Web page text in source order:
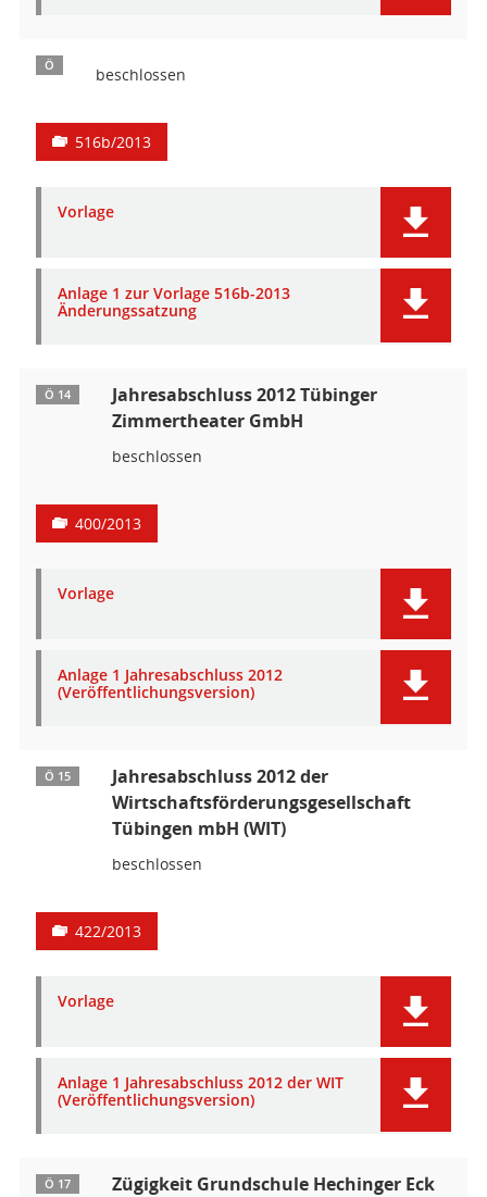
Ö beschlossen
516b/2013
Vorlage
Anlage 1 zur Vorlage 516b-2013
Änderungssatzung
Ö 14
Jahresabschluss 2012 Tübinger
Zimmertheater GmbH
beschlossen
400/2013
Vorlage
Anlage 1 Jahresabschluss 2012
(Veröffentlichungsversion)
Ö 15
Jahresabschluss 2012 der
Wirtschaftsförderungsgesellschaft
Tübingen mbH (WIT)
beschlossen
422/2013
Vorlage
Anlage 1 Jahresabschluss 2012 der WIT
(Veröffentlichungsversion)
Ö 17
Zügigkeit Grundschule Hechinger Eck